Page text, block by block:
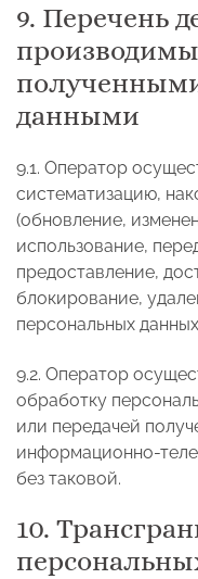
9. Перечень
данными
9.1. Оператор
систематизацию,
(обновление,
использование,
предоставление,
блокирование,
персональных
9.2. Оператор
обработку
или передачей
информационно-
без таковой.
10.